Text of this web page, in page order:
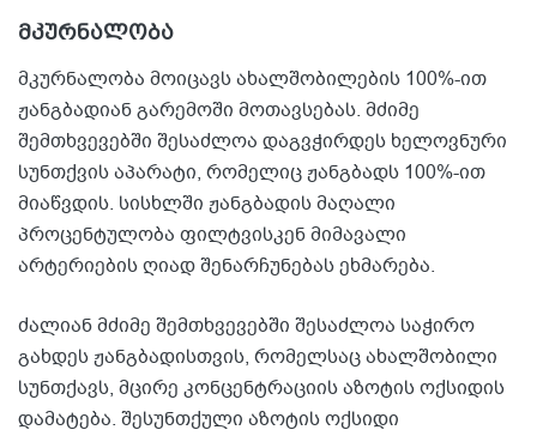
მკურნალობა
მკურნალობა მოიცავს ახალშობილების 100%-ით
ჟანგბადიან გარემოში მოთავსებას. მძიმე
შემთხვევებში შესაძლოა დაგვჭირდეს ხელოვნური
სუნთქვის აპარატი, რომელიც ჟანგბადს 100%-ით
მიაწვდის. სისხლში ჟანგბადის მაღალი
პროცენტულობა ფილტვისკენ მიმავალი
არტერიების ღიად შენარჩუნებას ეხმარება.
ძალიან მძიმე შემთხვევებში შესაძლოა საჭირო
გახდეს ჟანგბადისთვის, რომელსაც ახალშობილი
სუნთქავს, მცირე კონცენტრაციის აზოტის ოქსიდის
დამატება. შესუნთქული აზოტის ოქსიდი